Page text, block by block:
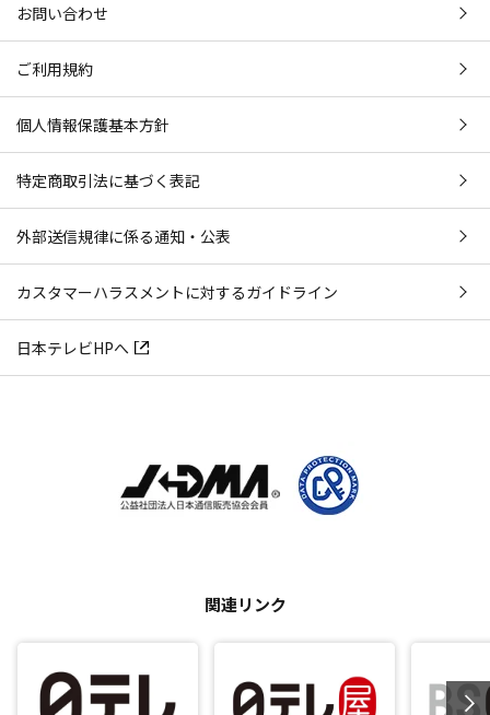
お問い合わせ
ご利用規約
個人情報保護基本方針
特定商取引法に基づく表記
外部送信規律に係る通知・公表
カスタマーハラスメントに対するガイドライン
日本テレビHPへ
関連リンク